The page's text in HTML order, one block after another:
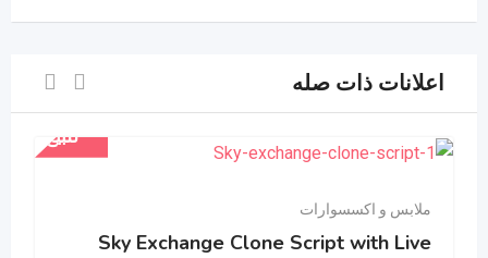
اعلانات ذات صله
للبيع
ملابس و اكسسوارات
Sky Exchange Clone Script with Live